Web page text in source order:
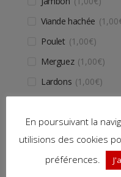
Viande hachée 1,00
Poulet 1,00€
Merguez
1,00€
Lardons
1,00€
Kebab 1,00€
Oeuf 1,00€
En poursuivant la
utilisions des cookies
préférences.